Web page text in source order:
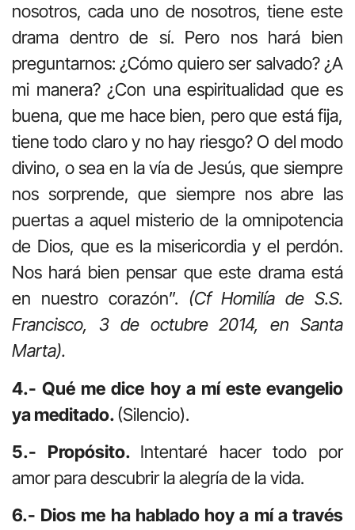
nosotros, cada uno de nosotros, tiene este
drama dentro de sí. Pero nos hará bien
preguntarnos: ¿Cómo quiero ser salvado? ¿A
mi manera? ¿Con una espiritualidad que es
buena, que me hace bien, pero que está fija,
tiene todo claro y no hay riesgo? O del modo
divino, o sea en la vía de Jesús, que siempre
nos sorprende, que siempre nos abre las
puertas a aquel misterio de la omnipotencia
de Dios, que es la misericordia y el perdón.
Nos hará bien pensar que este drama está
en nuestro corazón”. (Cf Homilía de S.S.
Francisco, 3 de octubre 2014, en Santa
Marta).
4.- Qué me dice hoy a mí este evangelio
ya meditado.(Silencio).
5.- Propósito. Intentaré hacer todo por
amor para descubrir la alegría de la vida.
6.- Dios me ha hablado hoy a mí a través